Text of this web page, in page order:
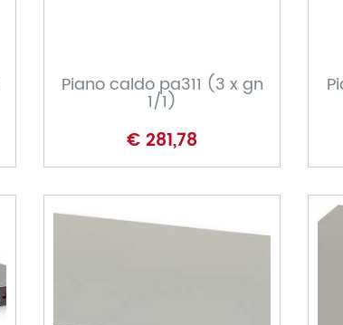
Piano caldo pa311 (3 x gn
1/1)
€ 281,78